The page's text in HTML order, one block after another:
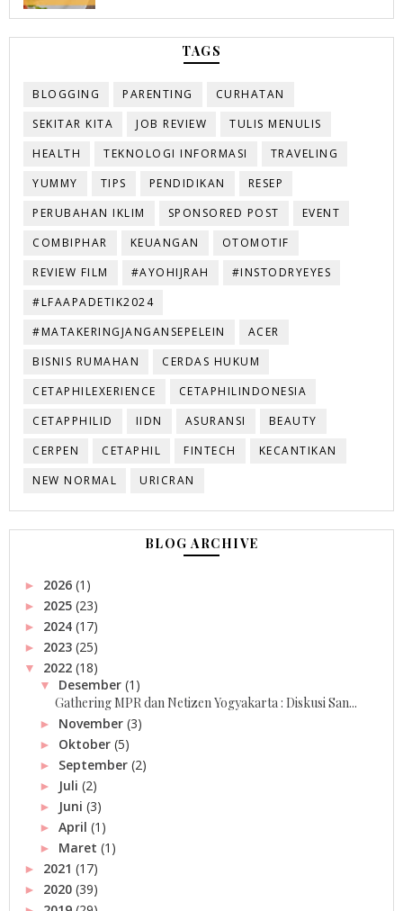
TAGS
BLOGGING PARENTING
CURHATAN
SEKITAR KITA
JOB REVIEW
TULIS MENULIS
HEALTH
TEKNOLOGI INFORMASI
TRAVELING
YUMMY
TIPS PENDIDIKAN
RESEP
PERUBAHAN IKLIM
SPONSORED POST
EVENT
COMBIPHAR
KEUANGAN
OTOMOTIF
REVIEW FILM
#AYOHIJRAH
#INSTODRYEYES
#LFAAPADETIK2024
#MATAKERINGJANGANSEPELEIN
ACER
BISNIS RUMAHAN
CERDAS HUKUM
CETAPHILEXERIENCE
CETAPHILINDONESIA
CETAPPHILID
IIDN ASURANSI
BEAUTY
CERPEN
CETAPHIL FINTECH
KECANTIKAN
NEW NORMAL
URICRAN
BLOG ARCHIVE
► 2026 (1)
► 2025 (23)
► 2024 (17)
► 2023 (25)
▼ 2022 (18)
▼ Desember (1)
Gathering MPR dan Netizen Yogyakarta : Diskusi San...
► November (3)
► Oktober (5)
► September (2)
► Juli (2)
► Juni (3)
► April (1)
► Maret (1)
► 2021 (17)
► 2020 (39)